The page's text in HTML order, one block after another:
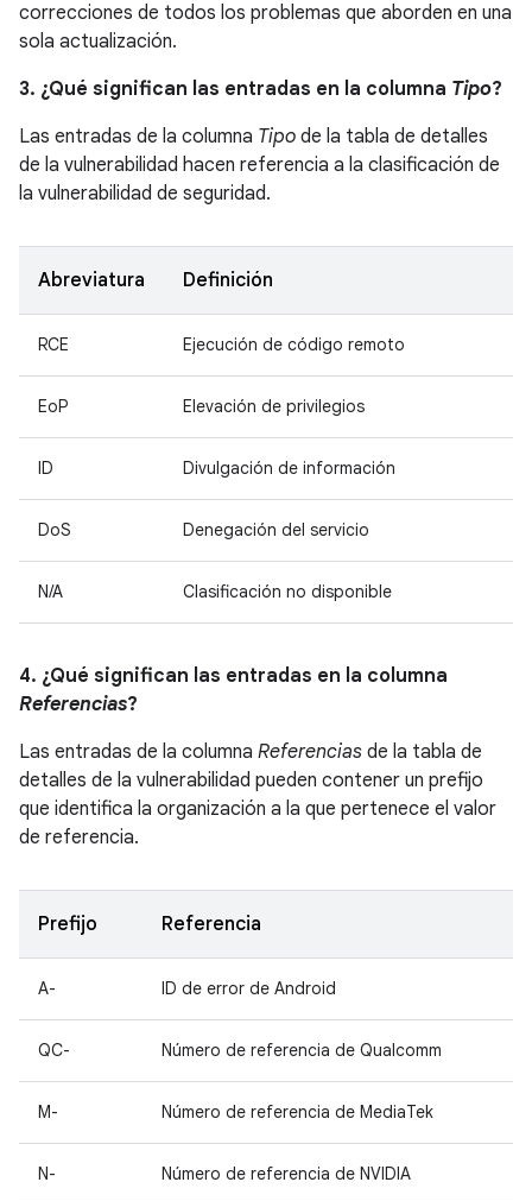
correcciones de todos los problemas que aborden en una
sola actualización.
3. ¿Qué significan las entradas en la columna Tipo?
Las entradas de la columna Tipo de la tabla de detalles
de la vulnerabilidad hacen referencia a la clasificación de
la vulnerabilidad de seguridad.
Abreviatura Definición
RCE Ejecución de código remoto
EoP Elevación de privilegios
ID Divulgación de información
DoS Denegación del servicio
N/A Clasificación no disponible
4. ¿Qué significan las entradas en la columna
Referencias?
Las entradas de la columna Referencias de la tabla de
detalles de la vulnerabilidad pueden contener un prefijo
que identifica la organización a la que pertenece el valor
de referencia.
Prefijo Referencia
A- ID de error de Android
QC- Número de referencia de Qualcomm
M- Número de referencia de MediaTek
N- Número de referencia de NVIDIA